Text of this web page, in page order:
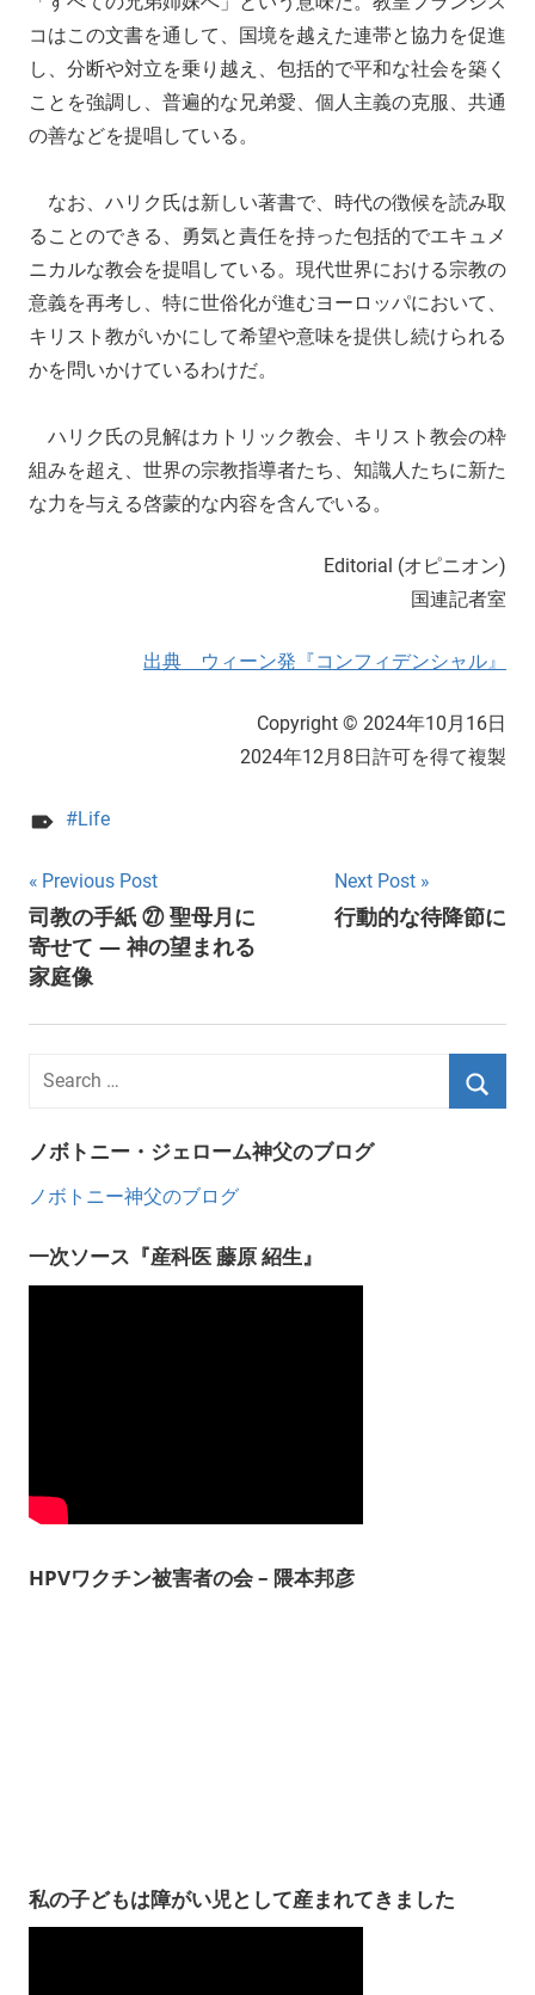
コはこの文書を通して、国境を越えた連帯と協力を促進
し、分断や対立を乗り越え、包括的で平和な社会を築く
ことを強調し、普遍的な兄弟愛、個人主義の克服、共通
の善などを提唱している。
なお、ハリク氏は新しい著書で、時代の徴候を読み取
ることのできる、勇気と責任を持った包括的でエキュメ
ニカルな教会を提唱している。現代世界における宗教の
意義を再考し、特に世俗化が進むヨーロッパにおいて、
キリスト教がいかにして希望や意味を提供し続けられる
かを問いかけているわけだ。
ハリク氏の見解はカトリック教会、キリスト教会の枠
組みを超え、世界の宗教指導者たち、知識人たちに新た
な力を与える啓蒙的な内容を含んでいる。
Editorial (オピニオン)
国連記者室
出典 ウィーン発『コンフィデンシャル』
Copyright © 2024年10月16日
2024年12月8日許可を得て複製
Life
Post
navigation
Previous Post
司教の手紙 ㉗ 聖母月に
寄せて — 神の望まれる
家庭像
Next Post
行動的な待降節に
ノボトニー・ジェローム神父のブログ
ノボトニー神父のブログ
一次ソース『産科医 藤原 紹生』
HPVワクチン被害者の会 – 隈本邦彦
私の子どもは障がい児として産まれてきました